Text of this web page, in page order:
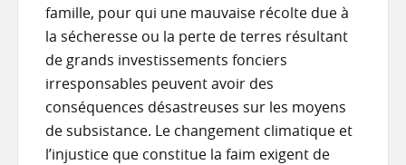
famille, pour qui une mauvaise récolte due à
la sécheresse ou la perte de terres résultant
de grands investissements fonciers
irresponsables peuvent avoir des
conséquences désastreuses sur les moyens
de subsistance. Le changement climatique et
l’injustice que constitue la faim exigent de